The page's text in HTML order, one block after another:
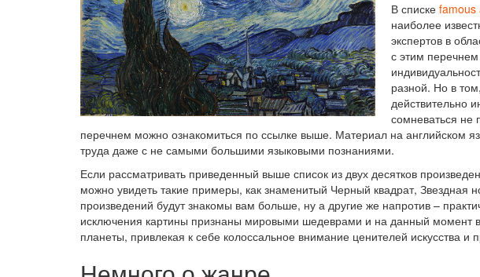
В списке famous
наиболее
экспертов в
с этим
разной. Но в
действительно
сомневаться не
перечнем можно ознакомиться по ссылке выше. Материал на английском
труда даже с не самыми большими языковыми познаниями.
Если рассматривать приведенный выше список из двух десятков
можно увидеть такие примеры, как знаменитый Черный квадрат, Звездная
произведений будут знакомы вам больше, ну а другие же напротив –
исключения картины признаны мировыми шедеврами и на данный момент
планеты, привлекая к себе колоссальное внимание ценителей искусства и